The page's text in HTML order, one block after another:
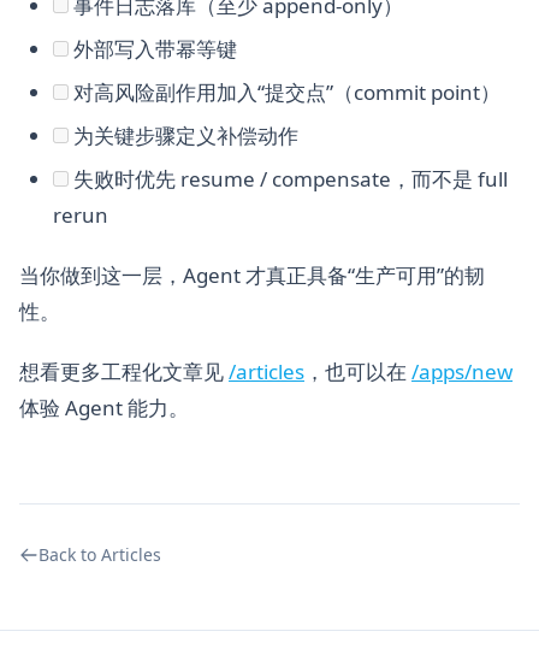
事件日志落库（至少 append-only）
外部写入带幂等键
对高风险副作用加入“提交点”（commit point）
为关键步骤定义补偿动作
失败时优先 resume / compensate，而不是 full
rerun
当你做到这一层，Agent 才真正具备“生产可用”的韧
性。
想看更多工程化文章见/articles ，也可以在 /apps/new
体验 Agent 能力。
Back to Articles